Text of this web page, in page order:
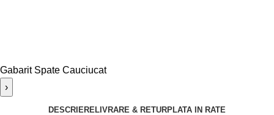
Gabarit Spate Cauciucat
›
DESCRIERELIVRARE & RETURPLATA IN RATE